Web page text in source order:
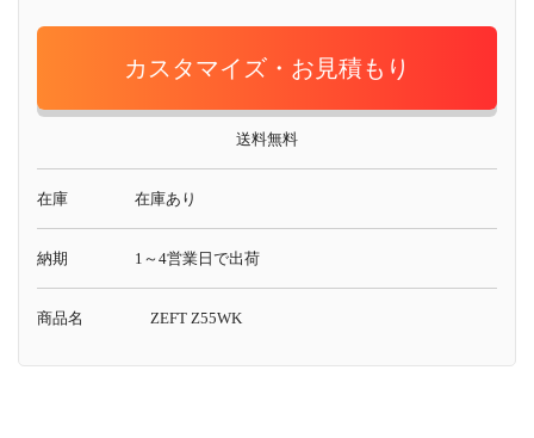
カスタマイズ・お見積もり
送料無料
在庫 在庫あり
納期 1～4営業日で出荷
商品名 ZEFT Z55WK